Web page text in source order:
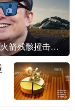
SpaceX火箭残骸撞击月球